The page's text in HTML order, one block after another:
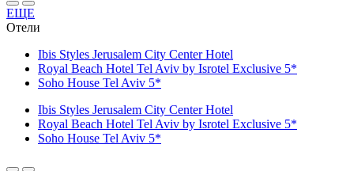
ЕЩЕ
Отели
Ibis Styles Jerusalem City Center Hotel
Royal Beach Hotel Tel Aviv by Isrotel Exclusive 5*
Soho House Tel Aviv 5*
Ibis Styles Jerusalem City Center Hotel
Royal Beach Hotel Tel Aviv by Isrotel Exclusive 5*
Soho House Tel Aviv 5*